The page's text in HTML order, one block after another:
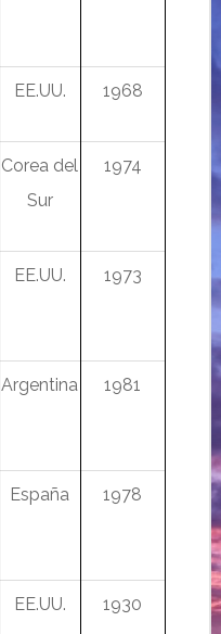
EE.UU. 1968
Corea del
Sur
1974
EE.UU. 1973
Argentina 1981
España 1978
EE.UU. 1930